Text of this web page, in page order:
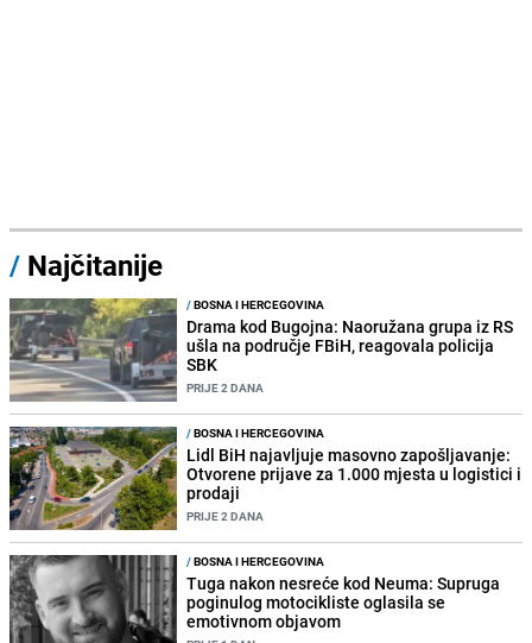
/ Najčitanije
/BOSNA I HERCEGOVINA
Drama kod Bugojna: Naoružana grupa iz RS
ušla na područje FBiH, reagovala policija
SBK
PRIJE 2 DANA
/BOSNA I HERCEGOVINA
Lidl BiH najavljuje masovno zapošljavanje:
Otvorene prijave za 1.000 mjesta u logistici i
prodaji
PRIJE 2 DANA
/BOSNA I HERCEGOVINA
Tuga nakon nesreće kod Neuma: Supruga
poginulog motocikliste oglasila se
emotivnom objavom